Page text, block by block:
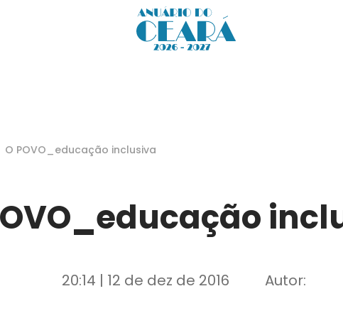
O POVO_educação inclusiva
20:14 | 12 de dez de 2016 Autor: